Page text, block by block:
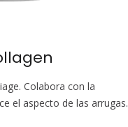
Colabora con la
el aspecto de las arrugas.